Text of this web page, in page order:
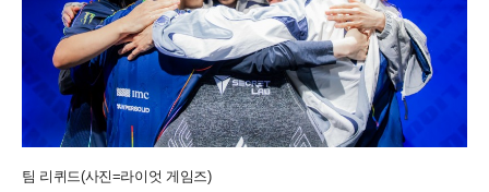
팀 리퀴드(사진=라이엇 게임즈)